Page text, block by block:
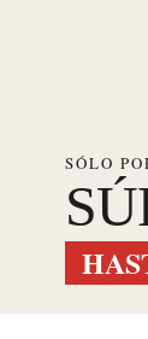
SÓLO